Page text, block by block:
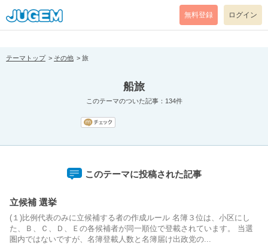
[pear_error: message="Success" code=0 mode=return level=notice
prefix="" info=""]
無料登録 ログイン
テーマトップ その他 旅
船旅
このテーマのついた記事：134件
このテーマに投稿された記事
立候補 選挙
(１)比例代表のみに立候補する者の作成ルール 名簿３位は、小区にし
た、Ｂ、Ｃ、Ｄ、Ｅの各候補者が同一順位で登載されています。 当選
圏内ではないですが、名簿登載人数と名簿届け出政党の...